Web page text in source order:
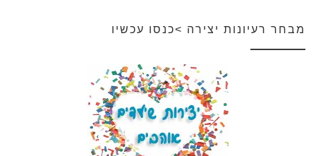
מבחר רעיונות יצירה >כנסו עכשיו